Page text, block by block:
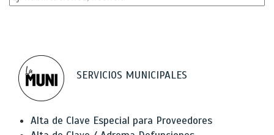
SERVICIOS MUNICIPALES
Alta de Clave Especial para Proveedores